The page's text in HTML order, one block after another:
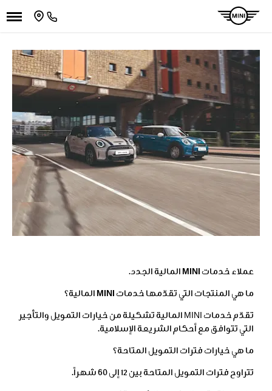
عملاء خدمات MINI المالية الجدد.
ما هي المنتجات التي تقدّمها خدمات MINI المالية؟
تقدّم خدمات MINI المالية تشكيلة من خيارات التمويل والتأجير
التي تتوافق مع أحكام الشريعة الإسلامية.
ما هي خيارات فترات التمويل المتاحة؟
تتراوح فترات التمويل المتاحة بين 12 إلى 60 شهراً.